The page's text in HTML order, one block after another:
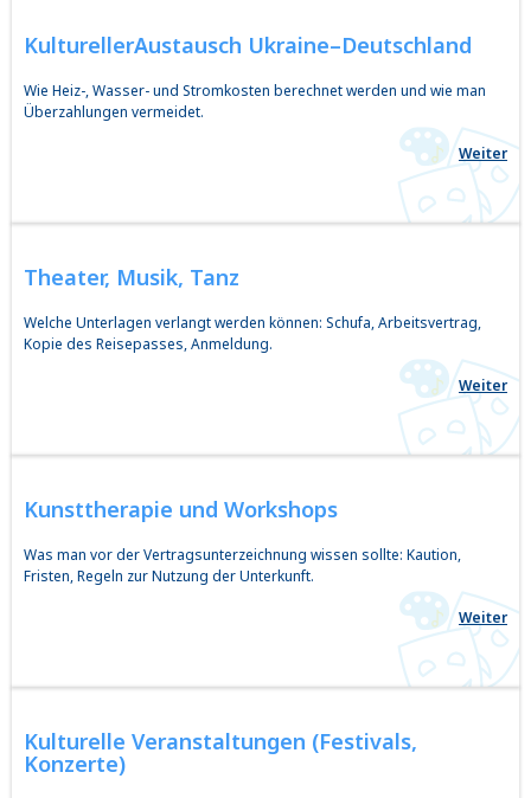
KulturellerAustausch Ukraine–Deutschland
Wie Heiz-, Wasser- und Stromkosten berechnet werden und wie man
Überzahlungen vermeidet.
Weiter
Theater, Musik, Tanz
Welche Unterlagen verlangt werden können: Schufa, Arbeitsvertrag,
Kopie des Reisepasses, Anmeldung.
Weiter
Kunsttherapie und Workshops
Was man vor der Vertragsunterzeichnung wissen sollte: Kaution,
Fristen, Regeln zur Nutzung der Unterkunft.
Weiter
Kulturelle Veranstaltungen (Festivals,
Konzerte)